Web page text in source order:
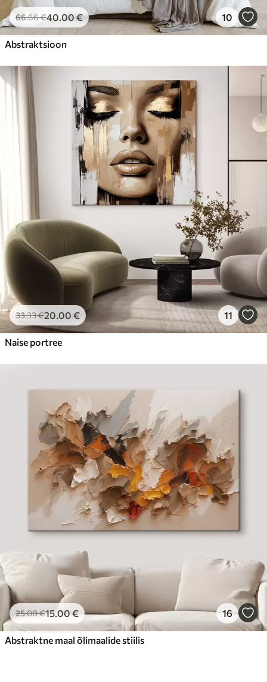
66.66€40.00€ 10
Abstraktsioon
33.33€20.00 € 11
Naise portree
25.00€15.00€ 16
Abstraktne maal õlimaalide stiilis